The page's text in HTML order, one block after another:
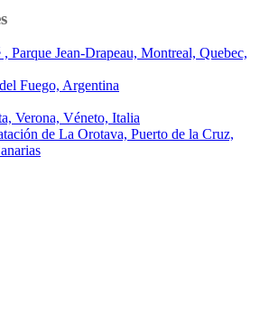
, Parque Jean-Drapeau, Montreal, Quebec,
Fuego, Argentina
Verona, Véneto, Italia
de La Orotava, Puerto de la Cruz,